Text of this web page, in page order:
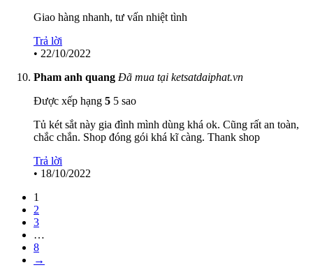
Giao hàng nhanh, tư vấn nhiệt tình
Trả lời
• 22/10/2022
Pham anh quang Đã mua tại ketsatdaiphat.vn
Được xếp hạng 5 5 sao
Tủ két sắt này gia đình mình dùng khá ok. Cũng rất an toàn,
chắc chắn. Shop đóng gói khá kĩ càng. Thank shop
Trả lời
• 18/10/2022
1
2
3
…
8
→